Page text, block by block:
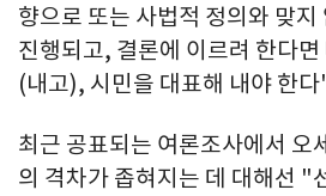
향으로 또는 사법적 정의와 맞지
진행되고, 결론에 이르려 한다
(내고), 시민을 대표해 내야 한
최근 공표되는 여론조사에서 오
의 격차가 좁혀지는 데 대해선 "